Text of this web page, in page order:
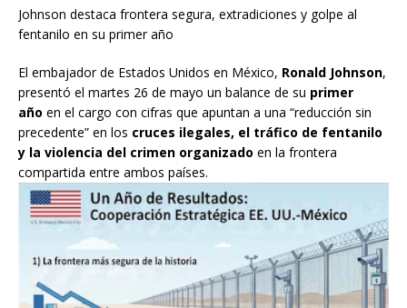
Johnson destaca frontera segura, extradiciones y golpe al
fentanilo en su primer año
El embajador de Estados Unidos en México, Ronald Johnson,
presentó el martes 26 de mayo un balance de su primer
año en el cargo con cifras que apuntan a una “reducción sin
precedente” en los cruces ilegales, el tráfico de fentanilo
y la violencia del crimen organizado en la frontera
compartida entre ambos países.